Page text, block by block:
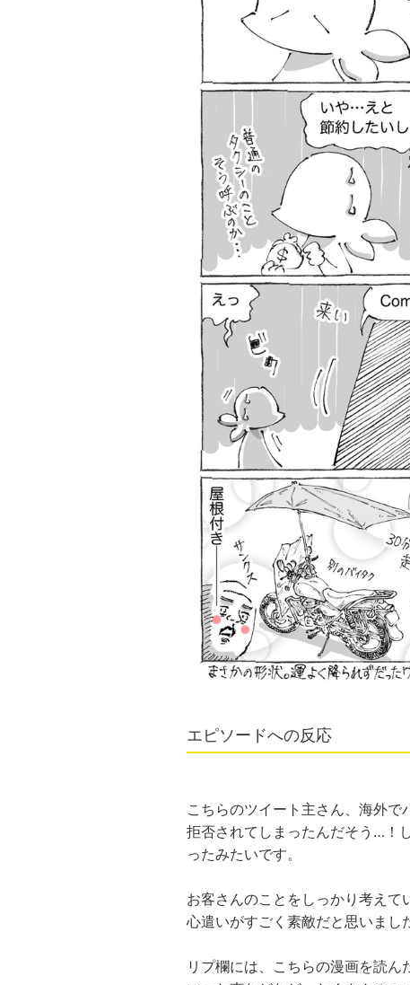
エピソードへの反応
こちらのツイート主さん、海外
拒否されてしまったんだそう…！
ったみたいです。
お客さんのことをしっかり考えて
心遣いがすごく素敵だと思いまし
リプ欄には、こちらの漫画を読